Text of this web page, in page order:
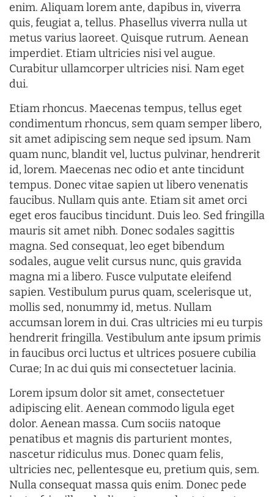
enim. Aliquam lorem ante, dapibus in, viverra
quis, feugiat a, tellus. Phasellus viverra nulla ut
metus varius laoreet. Quisque rutrum. Aenean
imperdiet. Etiam ultricies nisi vel augue.
Curabitur ullamcorper ultricies nisi. Nam eget
dui.
Etiam rhoncus. Maecenas tempus, tellus eget
condimentum rhoncus, sem quam semper libero,
sit amet adipiscing sem neque sed ipsum. Nam
quam nunc, blandit vel, luctus pulvinar, hendrerit
id, lorem. Maecenas nec odio et ante tincidunt
tempus. Donec vitae sapien ut libero venenatis
faucibus. Nullam quis ante. Etiam sit amet orci
eget eros faucibus tincidunt. Duis leo. Sed fringilla
mauris sit amet nibh. Donec sodales sagittis
magna. Sed consequat, leo eget bibendum
sodales, augue velit cursus nunc, quis gravida
magna mi a libero. Fusce vulputate eleifend
sapien. Vestibulum purus quam, scelerisque ut,
mollis sed, nonummy id, metus. Nullam
accumsan lorem in dui. Cras ultricies mi eu turpis
hendrerit fringilla. Vestibulum ante ipsum primis
in faucibus orci luctus et ultrices posuere cubilia
Curae; In ac dui quis mi consectetuer lacinia.
Lorem ipsum dolor sit amet, consectetuer
adipiscing elit. Aenean commodo ligula eget
dolor. Aenean massa. Cum sociis natoque
penatibus et magnis dis parturient montes,
nascetur ridiculus mus. Donec quam felis,
ultricies nec, pellentesque eu, pretium quis, sem.
Nulla consequat massa quis enim. Donec pede